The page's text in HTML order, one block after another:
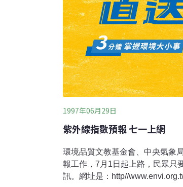
1997年06月29日
紫外線指數預報 七一上網
環境品質文教基金會、中央氣象
報工作，7月1日起上路，民眾只
訊。網址是：http//